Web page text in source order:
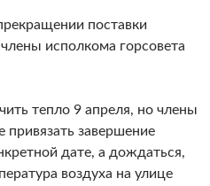
поставки
исполкома горсовета
тепло 9 апреля, но члены
привязать завершение
дате, а дождаться,
воздуха на улице